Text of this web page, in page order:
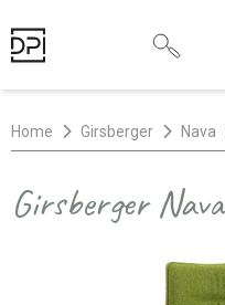
Home Girsberger Nava
Girsberger